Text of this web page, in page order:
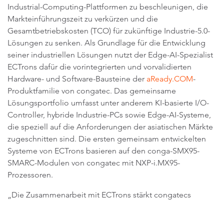
Industrial-Computing-Plattformen zu beschleunigen, die
Markteinführungszeit zu verkürzen und die
Gesamtbetriebskosten (TCO) für zukünftige Industrie-5.0-
Lösungen zu senken. Als Grundlage für die Entwicklung
seiner industriellen Lösungen nutzt der Edge-AI-Spezialist
ECTrons dafür die vorintegrierten und vorvalidierten
Hardware- und Software-Bausteine der aReady.COM-
Produktfamilie von congatec. Das gemeinsame
Lösungsportfolio umfasst unter anderem KI-basierte I/O-
Controller, hybride Industrie-PCs sowie Edge-AI-Systeme,
die speziell auf die Anforderungen der asiatischen Märkte
zugeschnitten sind. Die ersten gemeinsam entwickelten
Systeme von ECTrons basieren auf den conga-SMX95-
SMARC-Modulen von congatec mit NXP-i.MX95-
Prozessoren.
„Die Zusammenarbeit mit ECTrons stärkt congatecs